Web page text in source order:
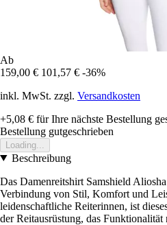
Ab
159,00 € 101,57 € -36%
inkl. MwSt. zzgl. Versandkosten
+5,08 € für Ihre nächste Bestellung
Bestellung gutgeschrieben
Loading...
Beschreibung
Das Damenreitshirt Samshield
Verbindung von Stil, Komfort und
leidenschaftliche Reiterinnen, ist
der Reitausrüstung, das